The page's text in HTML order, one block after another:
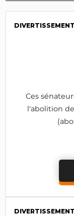
DIVERTISSEMENT
Ces
l'abolition
DIVERTISSEMENT